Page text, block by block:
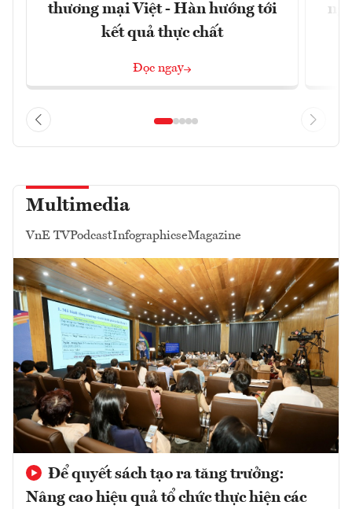
thương mại Việt - Hàn hướng tới
kết quả thực chất
Đọc ngay
Multimedia
VnE TVPodcastInfographicseMagazine
Để quyết sách tạo ra tăng trưởng:
Nâng cao hiệu quả tổ chức thực hiện các